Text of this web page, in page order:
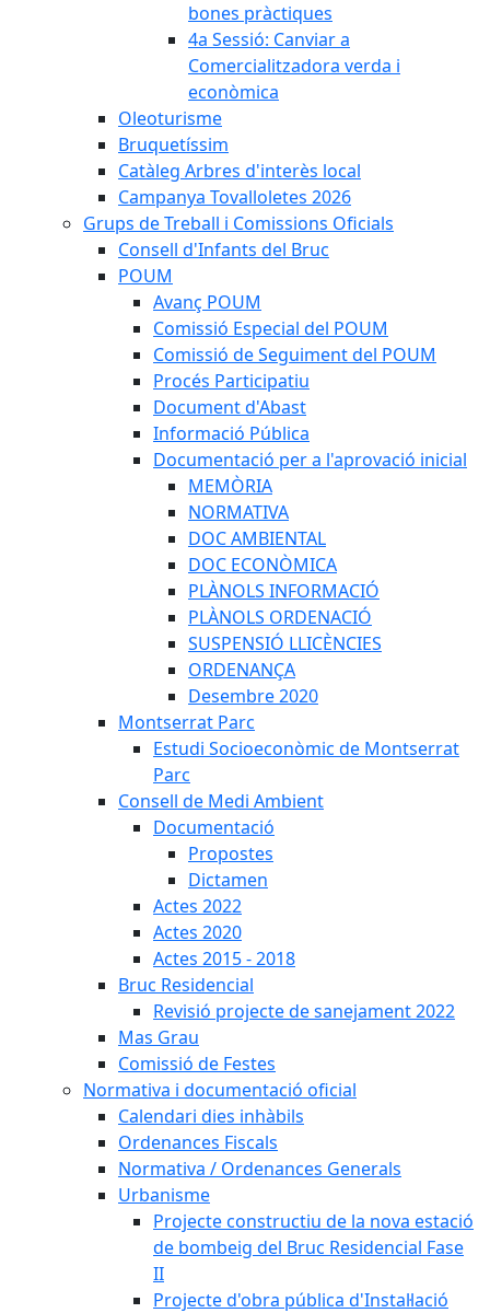
bones pràctiques
4a Sessió: Canviar a
Comercialitzadora verda i
econòmica
Oleoturisme
Bruquetíssim
Catàleg Arbres d'interès local
Campanya Tovalloletes 2026
Grups de Treball i Comissions Oficials
Consell d'Infants del Bruc
POUM
Avanç POUM
Comissió Especial del POUM
Comissió de Seguiment del POUM
Procés Participatiu
Document d'Abast
Informació Pública
Documentació per a l'aprovació inicial
MEMÒRIA
NORMATIVA
DOC AMBIENTAL
DOC ECONÒMICA
PLÀNOLS INFORMACIÓ
PLÀNOLS ORDENACIÓ
SUSPENSIÓ LLICÈNCIES
ORDENANÇA
Desembre 2020
Montserrat Parc
Estudi Socioeconòmic de Montserrat
Parc
Consell de Medi Ambient
Documentació
Propostes
Dictamen
Actes 2022
Actes 2020
Actes 2015 - 2018
Bruc Residencial
Revisió projecte de sanejament 2022
Mas Grau
Comissió de Festes
Normativa i documentació oficial
Calendari dies inhàbils
Ordenances Fiscals
Normativa / Ordenances Generals
Urbanisme
Projecte constructiu de la nova estació
de bombeig del Bruc Residencial Fase
II
Projecte d'obra pública d'Instal·lació